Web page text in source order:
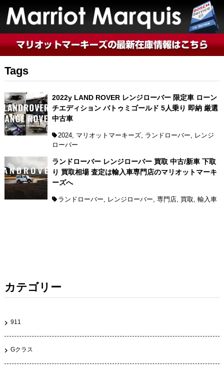
Tags
2022y LAND ROVER レンジローバー 限定車 ローン
チエディション バトゥミゴールド 5人乗り 即納 厳選
中古車
2024 マリオットマーキーズ ランドローバー
レンジ
ローバー
ランドローバー レンジローバー 買取 中古/新車 下取
り 買取相場 査定は輸入車専門店のマリオットマーキ
ーズへ
ランドローバー, レンジローバー,専門店, 買取,輸入車
カテゴリー
911
Gクラス